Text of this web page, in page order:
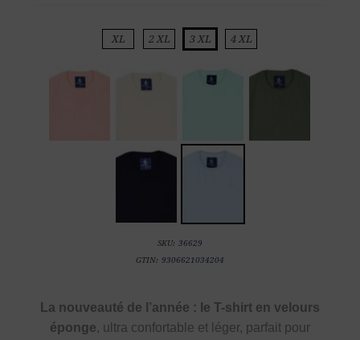
XL 2 XL 3 XL 4 XL
SKU: 36629
GTIN: 9306621034204
La nouveauté de l’année : le T-shirt en velours
éponge, ultra confortable et léger, parfait pour